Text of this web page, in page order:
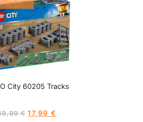
City 60205 Tracks
€ 17,99 €